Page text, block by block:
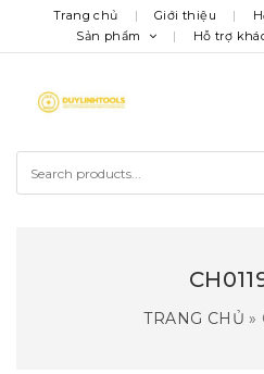
Trang chủ Giới thiệu
Sản phẩm
Hỗ trợ
TRANG CHỦ »